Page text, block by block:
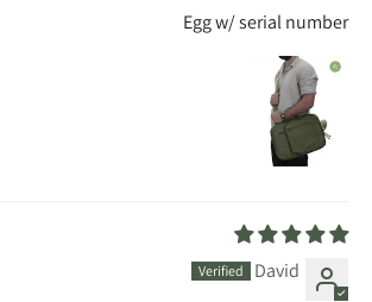
Egg w/ serial number
David